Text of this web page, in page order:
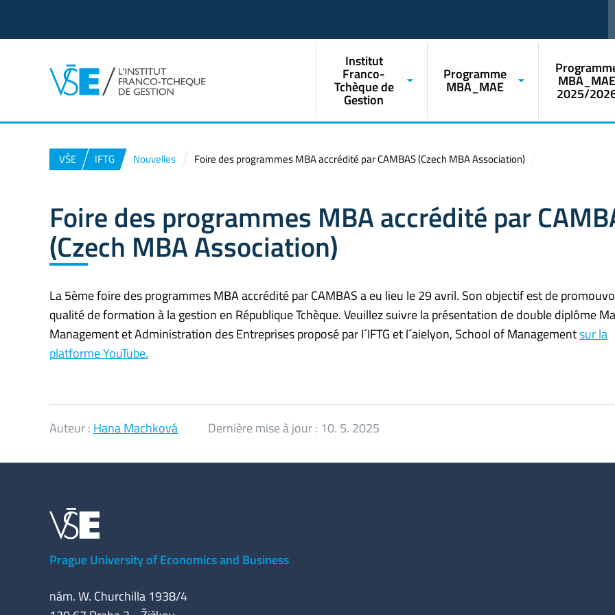
Institut
Franco-
Tchèque de
Gestion
Programme
MBA_MAE MBA_MAE
2025/
VŠE IFTG Nouvelles Foire des programmes MBA accrédité par CAMBAS (Czech MBA Association)
Foire des programmes MBA accrédité par
(Czech MBA Association)
La 5ème foire des programmes MBA accrédité par CAMBAS a eu lieu le 29 avril. Son objectif est de
qualité de formation à la gestion en République Tchèque. Veuillez suivre la présentation de double diplôme
Management et Administration des Entreprises proposé par l´IFTG et l´aielyon, School of Managementsur la
platforme YouTube.
Auteur : Hana Machková Dernière mise à jour : 10. 5. 2025
Prague University of Economics and Business
nám. W. Churchilla 1938/4